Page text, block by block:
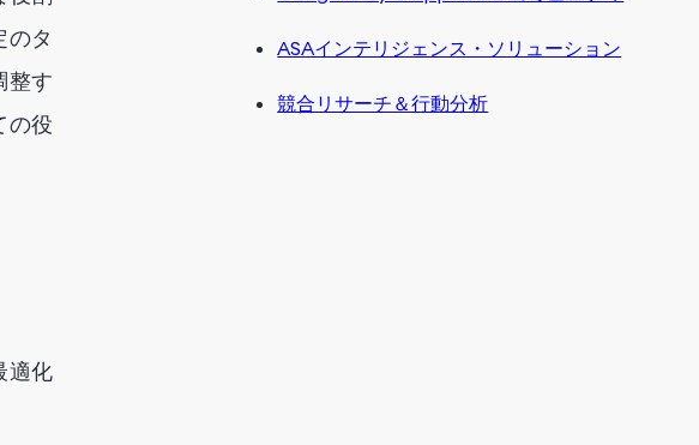
タ
整す
の役
適化
ASAインテリジェンス・ソリューション
競合リサーチ＆行動分析